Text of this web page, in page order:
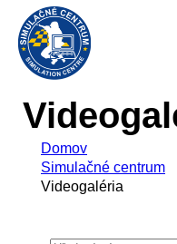
Domov
Simulačné centrum
Videogaléria